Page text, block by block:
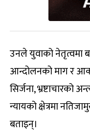
उनले युवाको नेतृत्वमा
आन्दोलनको माग र
सिर्जना, भ्रष्टाचारको
न्यायको क्षेत्रमा
बताइन्।